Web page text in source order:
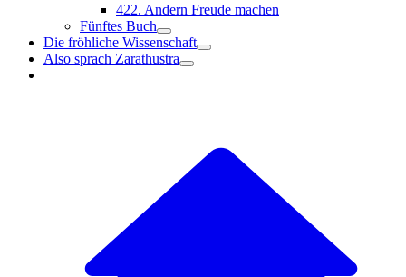
422. Andern Freude machen
Fünftes Buch
Die fröhliche Wissenschaft
Also sprach Zarathustra